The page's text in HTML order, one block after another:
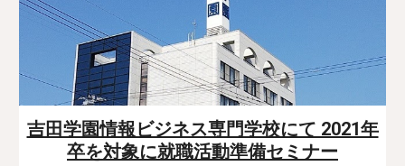
吉田学園情報ビジネス専門学校にて 2021年
卒を対象に就職活動準備セミナー